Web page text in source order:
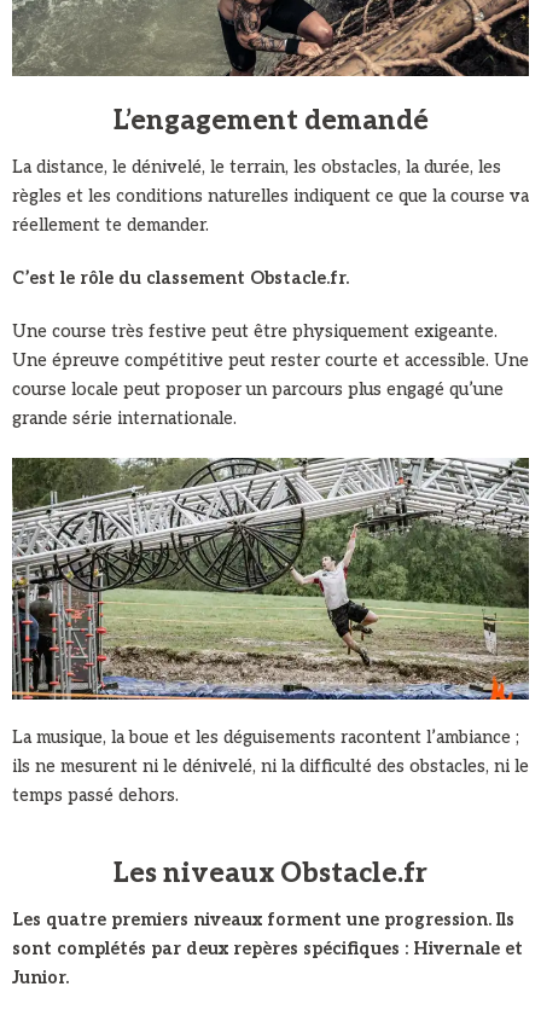
L’engagement demandé
La distance, le dénivelé, le terrain, les obstacles, la durée, les
règles et les conditions naturelles indiquent ce que la course va
réellement te demander.
C’est le rôle du classement Obstacle.fr.
Une course très festive peut être physiquement exigeante.
Une épreuve compétitive peut rester courte et accessible. Une
course locale peut proposer un parcours plus engagé qu’une
grande série internationale.
La musique, la boue et les déguisements racontent l’ambiance ;
ils ne mesurent ni le dénivelé, ni la difficulté des obstacles, ni le
temps passé dehors.
Les niveaux Obstacle.fr
Les quatre premiers niveaux forment une progression. Ils
sont complétés par deux repères spécifiques : Hivernale et
Junior.